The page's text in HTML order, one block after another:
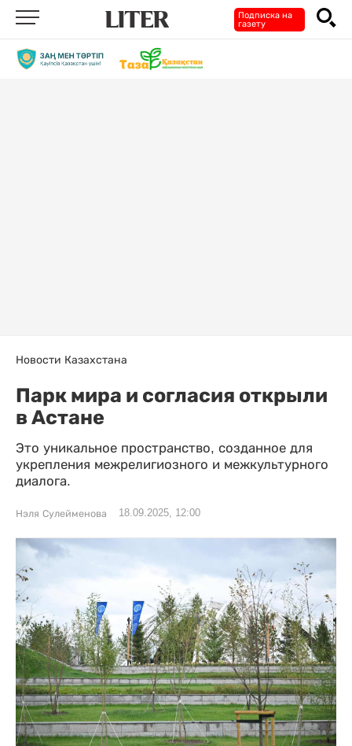
Подписка на
газету
Новости Казахстана
Парк мира и согласия открыли
в Астане
Это уникальное пространство, созданное для
укрепления межрелигиозного и межкультурного
диалога.
Нэля Сулейменова 18.09.2025, 12:00